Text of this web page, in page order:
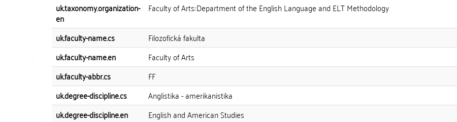
uk.taxonomy.organization-
en
Faculty of Arts::Department of the English Language and ELT Methodology
uk.faculty-name.cs Filozofická fakulta
uk.faculty-name.en
Faculty of Arts
uk.faculty-abbr.cs
FF
uk.degree-discipline.cs
Anglistika - amerikanistika
uk.degree-discipline.en
English and American Studies